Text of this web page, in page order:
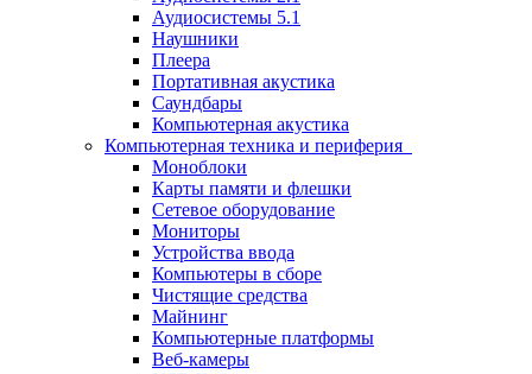
Аудиосистемы 5.1
Наушники
Плеера
Портативная акустика
Саундбары
Компьютерная акустика
Компьютерная техника и периферия
Моноблоки
Карты памяти и флешки
Сетевое оборудование
Мониторы
Устройства ввода
Компьютеры в сборе
Чистящие средства
Майнинг
Компьютерные платформы
Веб-камеры